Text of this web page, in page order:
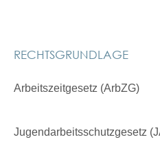
RECHTSGRUNDLAGE
Arbeitszeitgesetz (ArbZG)
Jugendarbeitsschutzgesetz